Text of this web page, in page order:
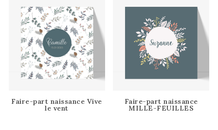
Faire-part naissance Vive
le vent
Faire-part naissance
MILLE-FEUILLES